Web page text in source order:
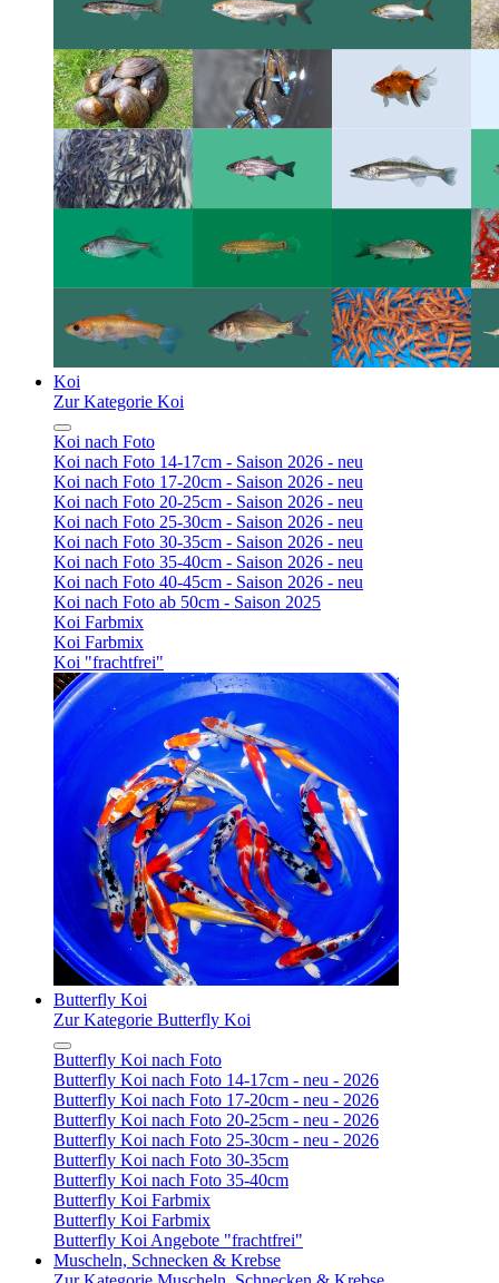
Koi
Zur Kategorie Koi
Koi nach Foto
Koi nach Foto 14-17cm - Saison 2026 - neu
Koi nach Foto 17-20cm - Saison 2026 - neu
Koi nach Foto 20-25cm - Saison 2026 - neu
Koi nach Foto 25-30cm - Saison 2026 - neu
Koi nach Foto 30-35cm - Saison 2026 - neu
Koi nach Foto 35-40cm - Saison 2026 - neu
Koi nach Foto 40-45cm - Saison 2026 - neu
Koi nach Foto ab 50cm - Saison 2025
Koi Farbmix
Koi Farbmix
Koi "frachtfrei"
Butterfly Koi
Zur Kategorie Butterfly Koi
Butterfly Koi nach Foto
Butterfly Koi nach Foto 14-17cm - neu - 2026
Butterfly Koi nach Foto 17-20cm - neu - 2026
Butterfly Koi nach Foto 20-25cm - neu - 2026
Butterfly Koi nach Foto 25-30cm - neu - 2026
Butterfly Koi nach Foto 30-35cm
Butterfly Koi nach Foto 35-40cm
Butterfly Koi Farbmix
Butterfly Koi Farbmix
Butterfly Koi Angebote "frachtfrei"
Muscheln, Schnecken & Krebse